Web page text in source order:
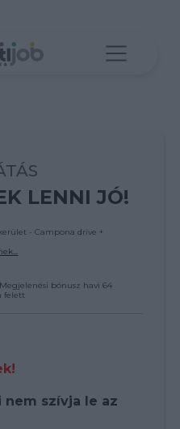
LENNI JÓ!
- Campona drive +
bónusz havi 64
felett
szívja le az